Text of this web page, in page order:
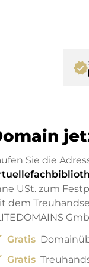
verified
Sie die
USt. zum
dem
Gratis
Gratis